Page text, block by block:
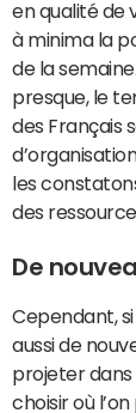
en qualité de
à minima la
de la
presque, le
des Français
les
des
De
Cependant,
aussi de
projeter dans
choisir où